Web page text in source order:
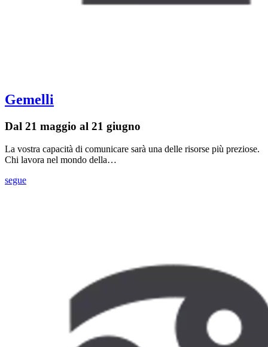
Gemelli
Dal 21 maggio al 21 giugno
La vostra capacità di comunicare sarà una delle risorse più preziose.
Chi lavora nel mondo della…
segue